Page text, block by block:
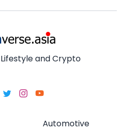
and Crypto
Automotive